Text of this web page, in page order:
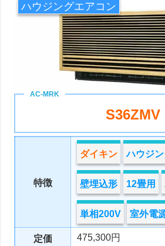
ハウジングエアコン
S36ZMV
特徴
ダイキン ハウジ
壁埋込形 12畳用
単相200V 室外電
定価 475,300円